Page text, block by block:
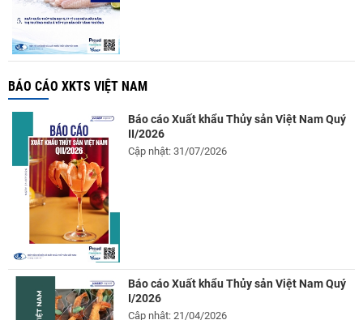
BÁO CÁO XKTS VIỆT NAM
Báo cáo Xuất khẩu Thủy sản Việt Nam Quý
II/2026
Cập nhật: 31/07/2026
Báo cáo Xuất khẩu Thủy sản Việt Nam Quý
I/2026
Cập nhật: 21/04/2026